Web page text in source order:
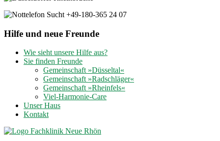
Hilfe und neue Freunde
Wie sieht unsere Hilfe aus?
Sie finden Freunde
Gemeinschaft »Düsseltal«
Gemeinschaft »Radschläger«
Gemeinschaft »Rheinfels«
Viel-Harmonie-Care
Unser Haus
Kontakt